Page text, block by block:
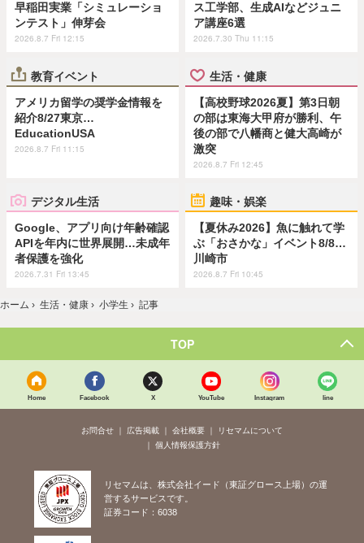
早稲田実業「シミュレーショ
ンテスト」伸芽会
2026.8.7 Fri 12:15
ス工学部、生成AIなどジュニ
ア講座6選
2026.7.30 Thu 11:15
教育イベント
アメリカ留学の奨学金情報を
紹介8/27東京…
EducationUSA
2026.8.7 Fri 11:15
生活・健康
【高校野球2026夏】第3日朝
の部は東海大甲府が勝利、午
後の部で八幡商と健大高崎が
激突
2026.8.7 Fri 12:45
デジタル生活
Google、アプリ向け年齢確認
APIを年内に世界展開…未成年
者保護を強化
2026.7.31 Fri 13:45
趣味・娯楽
【夏休み2026】魚に触れて学
ぶ「おさかな」イベント8/8…
川崎市
2026.8.7 Fri 10:45
ホーム › 生活・健康 › 小学生 › 記事
TOP
Home Facebook X YouTube Instagram line
お問合せ 広告掲載 会社概要
リセマムについて
個人情報保護方針
リセマムは、株式会社イード（東証グロース上場）の運
営するサービスです。
証券コード：6038